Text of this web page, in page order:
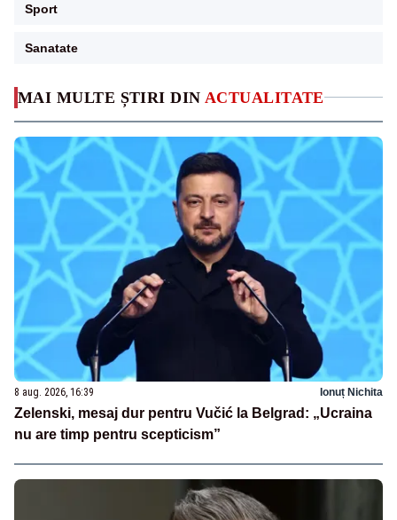
MAI MULTE ȘTIRI DIN ACTUALITATE
8 aug. 2026, 16:39 Ionuț Nichita
Zelenski, mesaj dur pentru Vučić la Belgrad: „Ucraina
nu are timp pentru scepticism”
Sport
Sanatate